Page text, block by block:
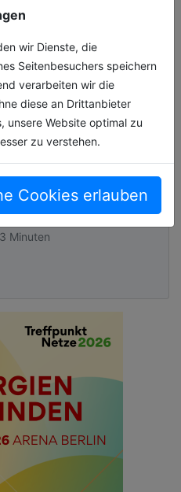
wir Dienste, die
Seitenbesuchers speichern
verarbeiten wir die
diese an Drittanbieter
unsere Website optimal zu
zu verstehen.
Cookies erlauben
professionelle
18V System: Zwei
mm) für effizienteres
DC53-Stahlklinge
Korrosi[...]
Minuten